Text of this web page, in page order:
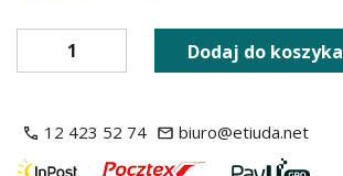
Dodaj do koszyka
12 423 52 74 biuro@etiuda.net